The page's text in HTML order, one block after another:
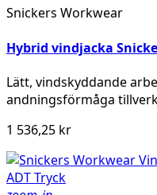
Snickers Workwear
Hybrid vindjacka
Lätt, vindskyddande
andningsförmåga
1 536,25 kr